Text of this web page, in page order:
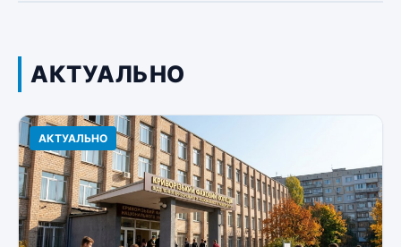
АКТУАЛЬНО
АКТУАЛЬНО